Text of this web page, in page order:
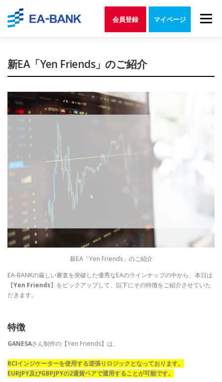
content
Menu
会員登録 マイページ
新EA「Yen Friends」のご紹介
新EA「Yen Friends」のご紹介
EA-BANKの厳しい審査を突破した優秀なEAのラインナップの中から、本日は
【Yen Friends】をピックアップして、以下にその特徴をご紹介させていた
だきます。
特徴
GANESAさん制作の【Yen Friends】は、
RCIインジケーターを使用する逆張りロジックとなっております。
EURJPY及びGBPJPYの2通貨ペアで運用することが可能です。